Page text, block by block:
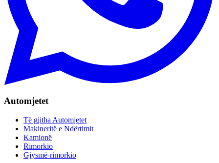
Automjetet
Të gjitha Automjetet
Makineritë e Ndërtimit
Kamionë
Rimorkio
Gjysmë-rimorkio